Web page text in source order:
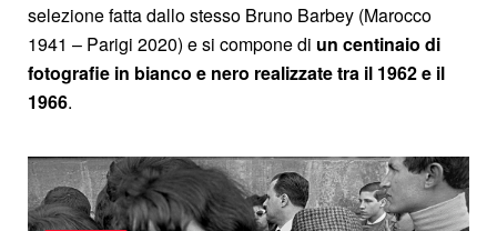
selezione fatta dallo stesso Bruno Barbey (Marocco
1941 – Parigi 2020) e si compone di un centinaio di
fotografie in bianco e nero realizzate tra il 1962 e il
1966.